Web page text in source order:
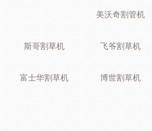
美沃奇割管机
斯哥割草机 飞爷割草机
富士华割草机 博世割草机